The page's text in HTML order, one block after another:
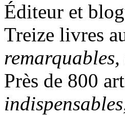
Éditeur et
Treize livres
Près de 800